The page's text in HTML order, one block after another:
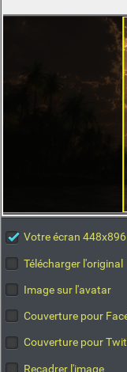
Votre écran 448x896
Télécharger l'original
Image sur l'avatar
Couverture pour
Couverture pour
Recadrer l'image